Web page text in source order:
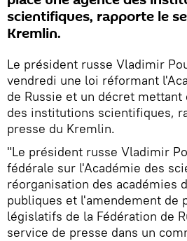
scientifiques, rapporte le
Kremlin.
Le président russe Vladimir
vendredi une loi réformant
de Russie et un décret mettant
des institutions scientifiques,
presse du Kremlin.
"Le président russe Vladimir
fédérale sur l'Académie des
réorganisation des académies
publiques et l'amendement de
législatifs de la Fédération de
service de presse dans un